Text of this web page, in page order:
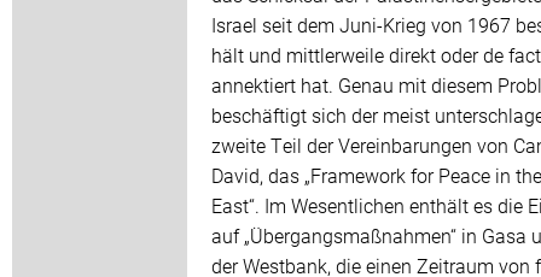
Israel seit dem Juni-Krieg von 1967
hält und mittlerweile direkt oder de
annektiert hat. Genau mit diesem
beschäftigt sich der meist
zweite Teil der Vereinbarungen von
David, das „Framework for Peace in
East“. Im Wesentlichen enthält es die
auf „Übergangsmaßnahmen“ in Gasa
der Westbank, die einen Zeitraum von